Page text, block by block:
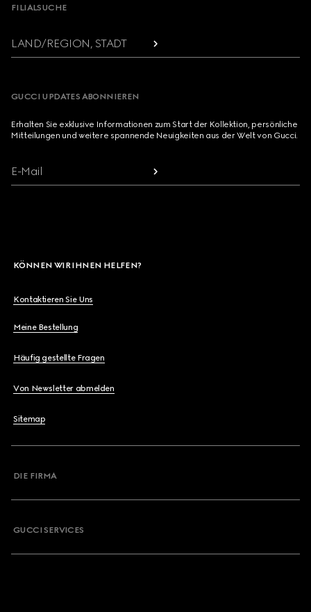
FILIALSUCHE
LAND/REGION, STADT
GUCCI UPDATES ABONNIEREN
Erhalten Sie exklusive Informationen zum Start der Kollektion, persönliche
Mitteilungen und weitere spannende Neuigkeiten aus der Welt von Gucci.
E-Mail
KÖNNEN WIR IHNEN HELFEN?
Kontaktieren Sie Uns
Meine Bestellung
Häufig gestellte Fragen
Von Newsletter abmelden
Sitemap
DIE FIRMA
GUCCI SERVICES